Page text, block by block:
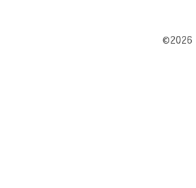
©2026